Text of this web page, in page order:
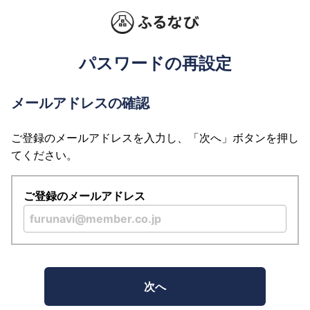
パスワードの再設定
メールアドレスの確認
ご登録のメールアドレスを入力し、「次へ」ボタンを押し
てください。
ご登録のメールアドレス